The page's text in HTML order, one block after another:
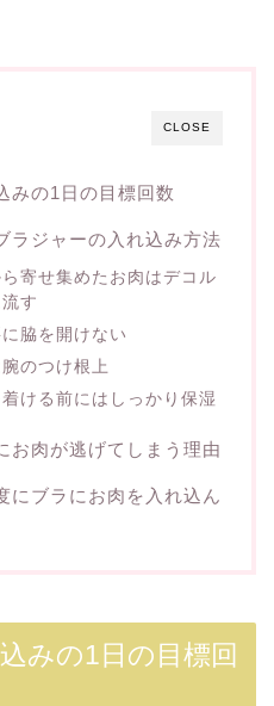
CLOSE
みの1日の目標回数
ラジャーの入れ込み方法
寄せ集めたお肉はデコル
す
脇を開けない
のつけ根上
ける前にはしっかり保湿
お肉が逃げてしまう理由
ブラにお肉を入れ込ん
みの1日の目標回